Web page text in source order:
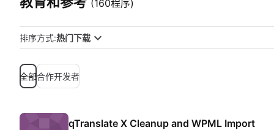
(160程序)
排序方式:热门下载
全部合作开发者
qTranslate X Cleanup and WPML Import